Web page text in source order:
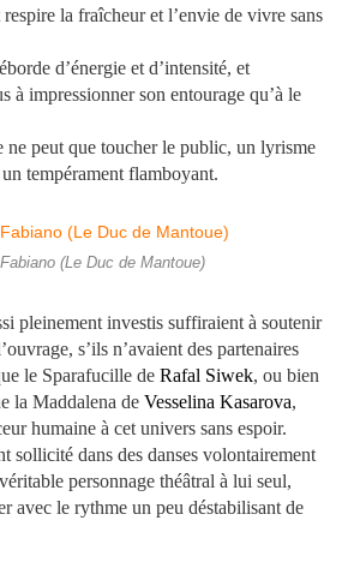
la fraîcheur et l’envie de vivre sans
d’énergie et d’intensité, et
à impressionner son entourage qu’à le
ne peut que toucher le public, un lyrisme
tempérament flamboyant.
(Le Duc de Mantoue)
pleinement investis suffiraient à soutenir
s’ils n’avaient des partenaires
le Sparafucille de Rafal Siwek, ou bien
la Maddalena de Vesselina Kasarova,
humaine à cet univers sans espoir.
sollicité dans des danses volontairement
personnage théâtral à lui seul,
avec le rythme un peu déstabilisant de